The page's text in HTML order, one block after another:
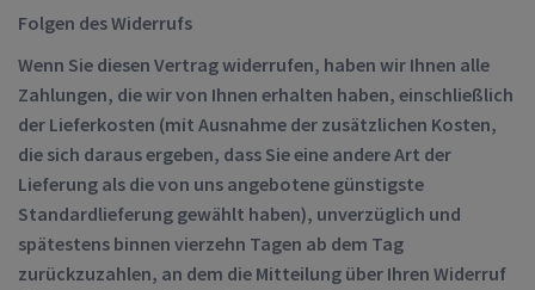
Folgen des Widerrufs
Wenn Sie diesen Vertrag widerrufen, haben wir Ihnen alle
Zahlungen, die wir von Ihnen erhalten haben, einschließlich
der Lieferkosten (mit Ausnahme der zusätzlichen Kosten,
die sich daraus ergeben, dass Sie eine andere Art der
Lieferung als die von uns angebotene günstigste
Standardlieferung gewählt haben), unverzüglich und
spätestens binnen vierzehn Tagen ab dem Tag
zurückzuzahlen, an dem die Mitteilung über Ihren Widerruf